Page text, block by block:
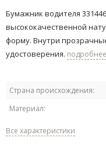
Бумажник водителя
высококачественной
форму. Внутри
удостоверения. подробнее
Страна происхождения:
Материал:
Все характеристики